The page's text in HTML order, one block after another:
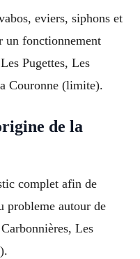
eviers, siphons et
un fonctionnement
Pugettes, Les
Couronne (limite).
de la
complet afin de
probleme autour de
Les